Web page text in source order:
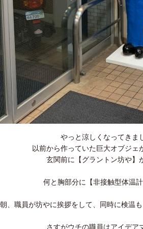
やっと涼しくなってきま
以前から作っていた巨大オブジェ
玄関前に【グラントン坊や】
何と胸部分に【非接触型体温
、職員が坊やに挨拶をして、同時に検温
さすがウチの職員はアイデア